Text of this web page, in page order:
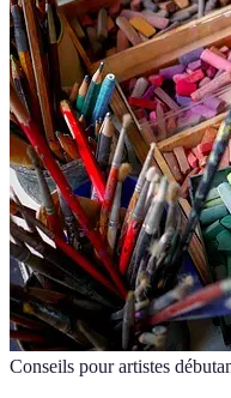
Conseils pour artistes